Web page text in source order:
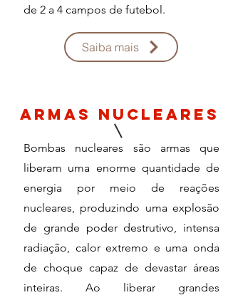
de 2 a 4 campos de futebol.
Saiba mais
ARmas nucleares
Bombas nucleares são armas que
liberam uma enorme quantidade de
energia por meio de reações
nucleares, produzindo uma explosão
de grande poder destrutivo, intensa
radiação, calor extremo e uma onda
de choque capaz de devastar áreas
inteiras. Ao liberar grandes